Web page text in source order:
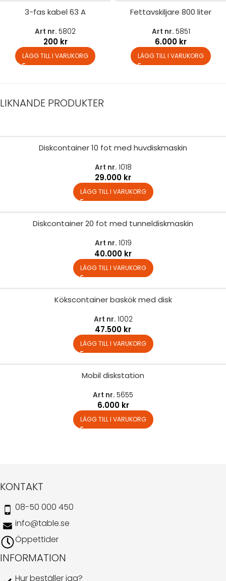
3-fas kabel 63 A
Art nr. 5802
200 kr
LÄGG TILL I VARUKORG
Fettavskiljare 800 liter
Art nr. 5851
6.000 kr
LÄGG TILL I VARUKORG
LIKNANDE PRODUKTER
Diskcontainer 10 fot med huvdiskmaskin
Art nr. 1018
29.000 kr
LÄGG TILL I VARUKORG
Diskcontainer 20 fot med tunneldiskmaskin
Art nr. 1019
40.000 kr
LÄGG TILL I VARUKORG
Kökscontainer baskök med disk
Art nr. 1002
47.500 kr
LÄGG TILL I VARUKORG
Mobil diskstation
Art nr. 5655
6.000 kr
LÄGG TILL I VARUKORG
KONTAKT
08-50 000 450
info@table.se
Öppettider
INFORMATION
Hur beställer jag?